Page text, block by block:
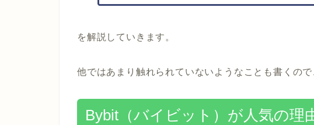
を解説していきます。
他ではあまり触れられていないようなことも書くので
Bybit（バイビット）が人気の理